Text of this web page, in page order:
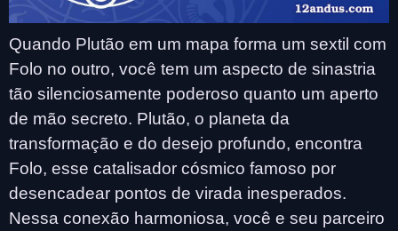
Quando Plutão em um mapa forma um sextil com
Folo no outro, você tem um aspecto de sinastria
tão silenciosamente poderoso quanto um aperto
de mão secreto. Plutão, o planeta da
transformação e do desejo profundo, encontra
Folo, esse catalisador cósmico famoso por
desencadear pontos de virada inesperados.
Nessa conexão harmoniosa, você e seu parceiro